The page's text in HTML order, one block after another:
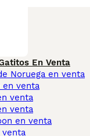
En Venta
Noruega en venta
en venta
venta
venta
en venta
venta